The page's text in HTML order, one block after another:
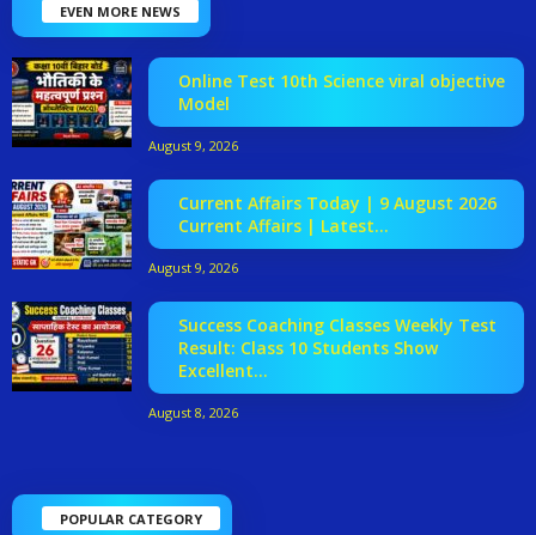
EVEN MORE NEWS
Online Test 10th Science viral objective
Model
August 9, 2026
Current Affairs Today | 9 August 2026
Current Affairs | Latest...
August 9, 2026
Success Coaching Classes Weekly Test
Result: Class 10 Students Show
Excellent...
August 8, 2026
POPULAR CATEGORY